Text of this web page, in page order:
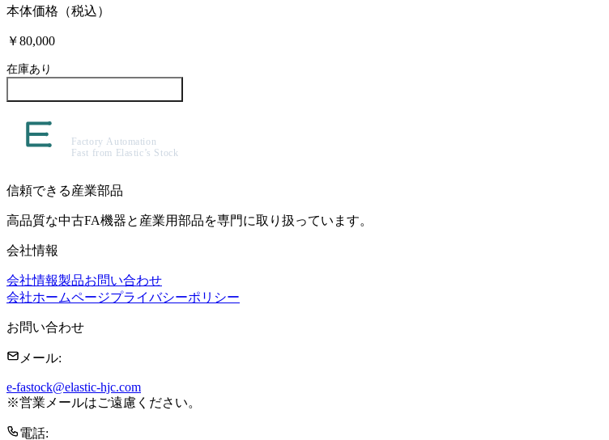
本体価格（税込）
￥80,000
在庫あり
信頼できる産業部品
高品質な中古FA機器と産業用部品を専門に取り扱っています。
会社情報
会社情報製品お問い合わせ
会社ホームページプライバシーポリシー
お問い合わせ
メール:
e-fastock@elastic-hjc.com
※営業メールはご遠慮ください。
電話: